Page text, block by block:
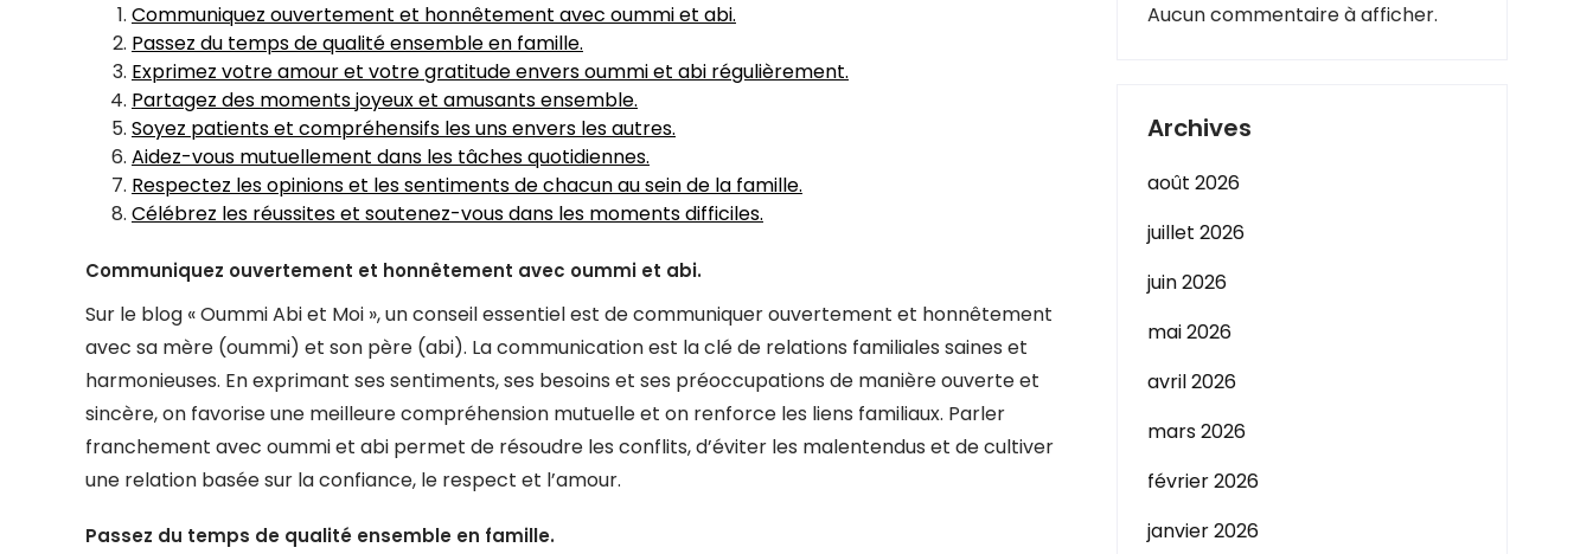
Communiquez ouvertement et honnêtement avec oummi et abi.
Passez du temps de qualité ensemble en famille.
Exprimez votre amour et votre gratitude envers oummi et abi régulièrement.
Partagez des moments joyeux et amusants ensemble.
Soyez patients et compréhensifs les uns envers les autres.
Aidez-vous mutuellement dans les tâches quotidiennes.
Respectez les opinions et les sentiments de chacun au sein de la famille.
Célébrez les réussites et soutenez-vous dans les moments difficiles.
Communiquez ouvertement et honnêtement avec oummi et abi.
Sur le blog « Oummi Abi et Moi », un conseil essentiel est de communiquer ouvertement et honnêtement
avec sa mère (oummi) et son père (abi). La communication est la clé de relations familiales saines et
harmonieuses. En exprimant ses sentiments, ses besoins et ses préoccupations de manière ouverte et
sincère, on favorise une meilleure compréhension mutuelle et on renforce les liens familiaux. Parler
franchement avec oummi et abi permet de résoudre les conflits, d’éviter les malentendus et de cultiver
une relation basée sur la confiance, le respect et l’amour.
Passez du temps de qualité ensemble en famille.
Aucun commentaire à afficher.
Archives
août 2026
juillet 2026
juin 2026
mai 2026
avril 2026
mars 2026
février 2026
janvier 2026